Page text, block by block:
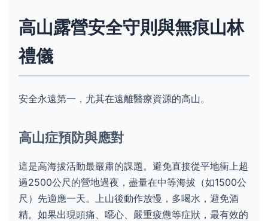
高山露營安全守則與無痕山林
禮儀
安全永遠第一，尤其在遠離醫療資源的高山。
高山症預防與應對
這是高海拔活動最嚴肅的課題。避免直接從平地衝上超
過2500公尺的營地過夜，盡量在中等海拔（如1500公
尺）先適應一天。上山後動作放慢，多喝水，避免酒
精。如果出現頭痛、噁心、嚴重疲憊等症狀，最有效的